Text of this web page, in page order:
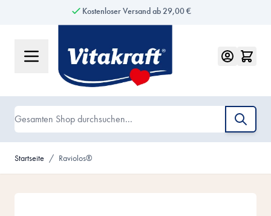
Kostenloser Versand ab 29,00 €
Startseite / Raviolos®